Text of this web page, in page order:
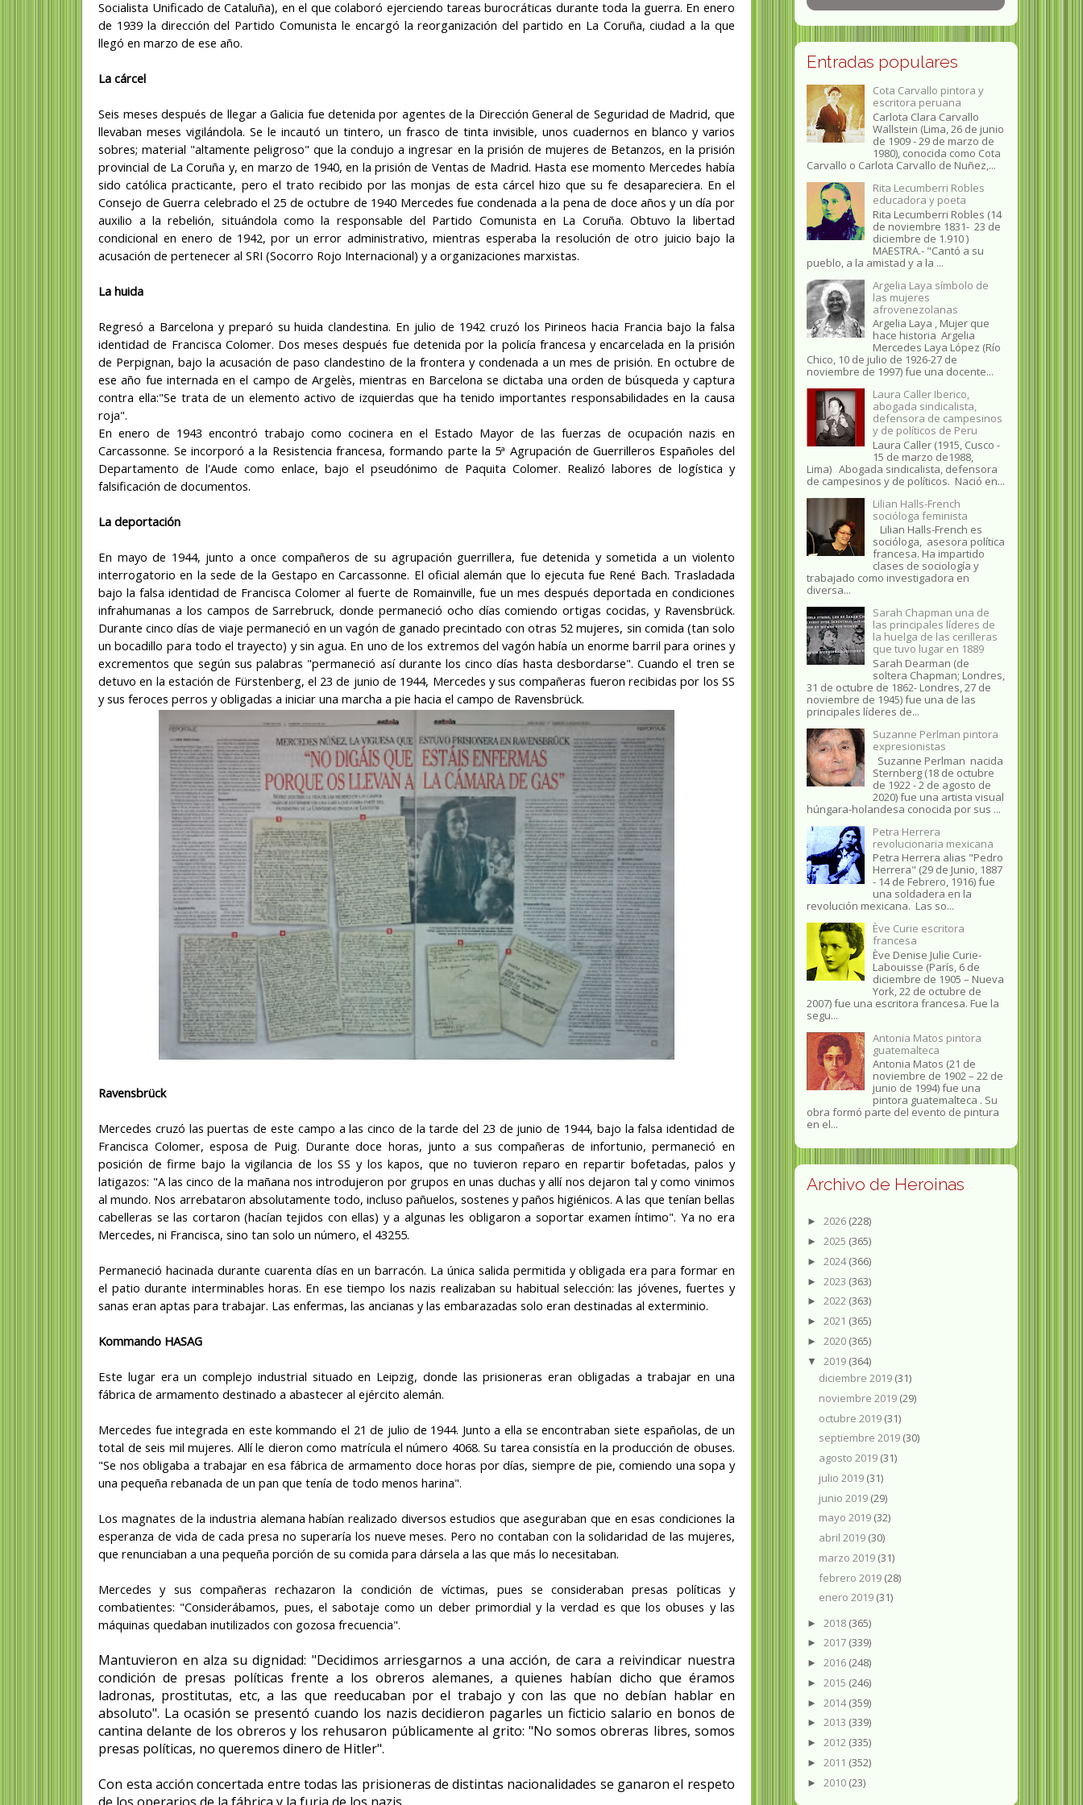
Socialista Unificado de Cataluña), en el que colaboró ejerciendo tareas burocráticas durante toda la guerra. En enero
de 1939 la dirección del Partido Comunista le encargó la reorganización del partido en La Coruña, ciudad a la que
llegó en marzo de ese año.
La cárcel
Seis meses después de llegar a Galicia fue detenida por agentes de la Dirección General de Seguridad de Madrid, que
llevaban meses vigilándola. Se le incautó un tintero, un frasco de tinta invisible, unos cuadernos en blanco y varios
sobres; material "altamente peligroso" que la condujo a ingresar en la prisión de mujeres de Betanzos, en la prisión
provincial de La Coruña y, en marzo de 1940, en la prisión de Ventas de Madrid. Hasta ese momento Mercedes había
sido católica practicante, pero el trato recibido por las monjas de esta cárcel hizo que su fe desapareciera. En el
Consejo de Guerra celebrado el 25 de octubre de 1940 Mercedes fue condenada a la pena de doce años y un día por
auxilio a la rebelión, situándola como la responsable del Partido Comunista en La Coruña. Obtuvo la libertad
condicional en enero de 1942, por un error administrativo, mientras esperaba la resolución de otro juicio bajo la
acusación de pertenecer al SRI (Socorro Rojo Internacional) y a organizaciones marxistas.
La huida
Regresó a Barcelona y preparó su huida clandestina. En julio de 1942 cruzó los Pirineos hacia Francia bajo la falsa
identidad de Francisca Colomer. Dos meses después fue detenida por la policía francesa y encarcelada en la prisión
de Perpignan, bajo la acusación de paso clandestino de la frontera y condenada a un mes de prisión. En octubre de
ese año fue internada en el campo de Argelès, mientras en Barcelona se dictaba una orden de búsqueda y captura
contra ella:"Se trata de un elemento activo de izquierdas que ha tenido importantes responsabilidades en la causa
roja".
En enero de 1943 encontró trabajo como cocinera en el Estado Mayor de las fuerzas de ocupación nazis en
Carcassonne. Se incorporó a la Resistencia francesa, formando parte la 5ª Agrupación de Guerrilleros Españoles del
Departamento de l'Aude como enlace, bajo el pseudónimo de Paquita Colomer. Realizó labores de logística y
falsificación de documentos.
La deportación
En mayo de 1944, junto a once compañeros de su agrupación guerrillera, fue detenida y sometida a un violento
interrogatorio en la sede de la Gestapo en Carcassonne. El oficial alemán que lo ejecuta fue René Bach. Trasladada
bajo la falsa identidad de Francisca Colomer al fuerte de Romainville, fue un mes después deportada en condiciones
infrahumanas a los campos de Sarrebruck, donde permaneció ocho días comiendo ortigas cocidas, y Ravensbrück.
Durante cinco días de viaje permaneció en un vagón de ganado precintado con otras 52 mujeres, sin comida (tan solo
un bocadillo para todo el trayecto) y sin agua. En uno de los extremos del vagón había un enorme barril para orines y
excrementos que según sus palabras "permaneció así durante los cinco días hasta desbordarse". Cuando el tren se
detuvo en la estación de Fürstenberg, el 23 de junio de 1944, Mercedes y sus compañeras fueron recibidas por los SS
y sus feroces perros y obligadas a iniciar una marcha a pie hacia el campo de Ravensbrück.
Ravensbrück
Mercedes cruzó las puertas de este campo a las cinco de la tarde del 23 de junio de 1944, bajo la falsa identidad de
Francisca Colomer, esposa de Puig. Durante doce horas, junto a sus compañeras de infortunio, permaneció en
posición de firme bajo la vigilancia de los SS y los kapos, que no tuvieron reparo en repartir bofetadas, palos y
latigazos: "A las cinco de la mañana nos introdujeron por grupos en unas duchas y allí nos dejaron tal y como vinimos
al mundo. Nos arrebataron absolutamente todo, incluso pañuelos, sostenes y paños higiénicos. A las que tenían bellas
cabelleras se las cortaron (hacían tejidos con ellas) y a algunas les obligaron a soportar examen íntimo". Ya no era
Mercedes, ni Francisca, sino tan solo un número, el 43255.
Permaneció hacinada durante cuarenta días en un barracón. La única salida permitida y obligada era para formar en
el patio durante interminables horas. En ese tiempo los nazis realizaban su habitual selección: las jóvenes, fuertes y
sanas eran aptas para trabajar. Las enfermas, las ancianas y las embarazadas solo eran destinadas al exterminio.
Kommando HASAG
Este lugar era un complejo industrial situado en Leipzig, donde las prisioneras eran obligadas a trabajar en una
fábrica de armamento destinado a abastecer al ejército alemán.
Mercedes fue integrada en este kommando el 21 de julio de 1944. Junto a ella se encontraban siete españolas, de un
total de seis mil mujeres. Allí le dieron como matrícula el número 4068. Su tarea consistía en la producción de obuses.
"Se nos obligaba a trabajar en esa fábrica de armamento doce horas por días, siempre de pie, comiendo una sopa y
una pequeña rebanada de un pan que tenía de todo menos harina".
Los magnates de la industria alemana habían realizado diversos estudios que aseguraban que en esas condiciones la
esperanza de vida de cada presa no superaría los nueve meses. Pero no contaban con la solidaridad de las mujeres,
que renunciaban a una pequeña porción de su comida para dársela a las que más lo necesitaban.
Mercedes y sus compañeras rechazaron la condición de víctimas, pues se consideraban presas políticas y
combatientes: "Considerábamos, pues, el sabotaje como un deber primordial y la verdad es que los obuses y las
máquinas quedaban inutilizados con gozosa frecuencia".
Mantuvieron en alza su dignidad: "Decidimos arriesgarnos a una acción, de cara a reivindicar nuestra
condición de presas políticas frente a los obreros alemanes, a quienes habían dicho que éramos
ladronas, prostitutas, etc, a las que reeducaban por el trabajo y con las que no debían hablar en
absoluto". La ocasión se presentó cuando los nazis decidieron pagarles un ficticio salario en bonos de
cantina delante de los obreros y los rehusaron públicamente al grito: "No somos obreras libres, somos
presas políticas, no queremos dinero de Hitler".
Con esta acción concertada entre todas las prisioneras de distintas nacionalidades se ganaron el respeto
Entradas populares
Cota Carvallo pintora y
escritora peruana
Carlota Clara Carvallo
Wallstein (Lima, 26 de junio
de 1909 - 29 de marzo de
1980), conocida como Cota
Carvallo o Carlota Carvallo de Nuñez,...
Rita Lecumberri Robles
educadora y poeta
Rita Lecumberri Robles (14
de noviembre 1831- 23 de
diciembre de 1.910 )
MAESTRA.- "Cantó a su
pueblo, a la amistad y a la ...
Argelia Laya símbolo de
las mujeres
afrovenezolanas
Argelia Laya , Mujer que
hace historia Argelia
Mercedes Laya López (Río
Chico, 10 de julio de 1926-27 de
noviembre de 1997) fue una docente...
Laura Caller Iberico,
abogada sindicalista,
defensora de campesinos
y de políticos de Peru
Laura Caller (1915, Cusco -
15 de marzo de1988,
Lima) Abogada sindicalista, defensora
de campesinos y de políticos. Nació en...
Lilian Halls-French
socióloga feminista
Lilian Halls-French es
socióloga, asesora política
francesa. Ha impartido
clases de sociología y
trabajado como investigadora en
diversa...
Sarah Chapman una de
las principales líderes de
la huelga de las cerilleras
que tuvo lugar en 1889
Sarah Dearman (de
soltera Chapman; Londres,
31 de octubre de 1862​- Londres, 27 de
noviembre de 1945)​ fue una de las
principales líderes de...
Suzanne Perlman pintora
expresionistas
Suzanne Perlman nacida
Sternberg (18 de octubre
de 1922 - 2 de agosto de
2020) fue una artista visual
húngara-holandesa conocida por sus ...
Petra Herrera
revolucionaria mexicana
Petra Herrera alias "Pedro
Herrera" (29 de Junio, 1887
- 14 de Febrero, 1916) fue
una soldadera en la
revolución mexicana. Las so...
Ève Curie escritora
francesa
Ève Denise Julie Curie-
Labouisse (París, 6 de
diciembre de 1905 – Nueva
York, 22 de octubre de
2007) fue una escritora francesa. Fue la
segu...
Antonia Matos pintora
guatemalteca
Antonia Matos (21 de
noviembre de 1902 – 22 de
junio de 1994) fue una
pintora guatemalteca . Su
obra formó parte del evento de pintura
en el...
Archivo de Heroinas
► 2026 (228)
► 2025 (365)
► 2024(366)
► 2023 (363)
► 2022 (363)
► 2021 (365)
► 2020 (365)
▼ 2019 (364)
diciembre 2019 (31)
noviembre 2019 (29)
octubre 2019 (31)
septiembre 2019 (30)
agosto 2019 (31)
julio 2019 (31)
junio 2019 (29)
mayo 2019 (32)
abril 2019 (30)
marzo 2019 (31)
febrero 2019 (28)
enero 2019 (31)
► 2018 (365)
► 2017 (339)
► 2016 (248)
► 2015 (246)
► 2014(359)
► 2013 (339)
► 2012 (335)
► 2011 (352)
► 2010 (23)